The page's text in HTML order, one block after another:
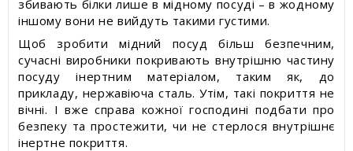
збивають білки лише в мідному посуді – в жодному
іншому вони не вийдуть такими густими.
Щоб зробити мідний посуд більш безпечним,
сучасні виробники покривають внутрішню частину
посуду інертним матеріалом, таким як, до
прикладу, нержавіюча сталь. Утім, такі покриття не
вічні. І вже справа кожної господині подбати про
безпеку та простежити, чи не стерлося внутрішнє
інертне покриття.